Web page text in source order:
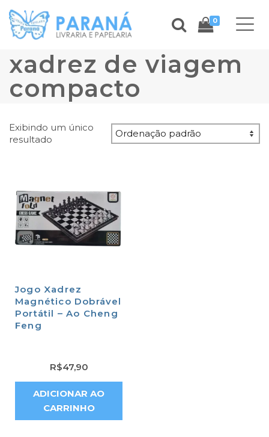
0
xadrez de viagem
compacto
Exibindo um único
resultado
Jogo Xadrez
Magnético Dobrável
Portátil – Ao Cheng
Feng
R$47,90
ADICIONAR AO
CARRINHO